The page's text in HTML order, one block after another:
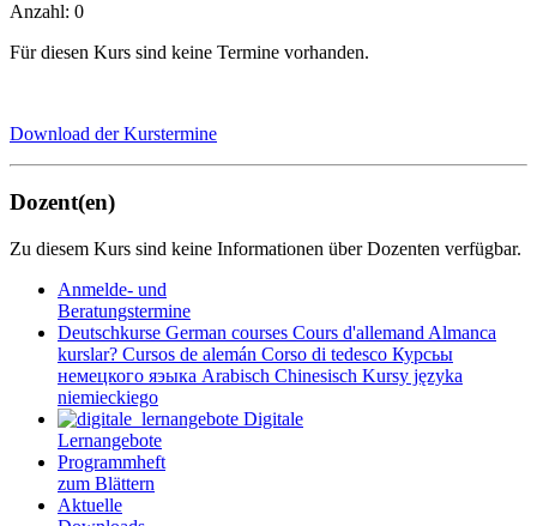
Anzahl: 0
Für diesen Kurs sind keine Termine vorhanden.
Download der Kurstermine
Dozent(en)
Zu diesem Kurs sind keine Informationen über Dozenten verfügbar.
Anmelde- und
Beratungstermine
Deutschkurse German courses Cours d'allemand Almanca
kurslar? Cursos de alemán Corso di tedesco Курсьы
немецкого яэыка Arabisch Chinesisch Kursy języka
niemieckiego
Digitale
Lernangebote
Programmheft
zum Blättern
Aktuelle